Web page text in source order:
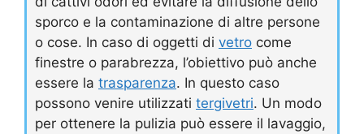
sporco e la contaminazione di altre persone
o cose. In caso di oggetti di vetro come
finestre o parabrezza, l’obiettivo può anche
essere la trasparenza. In questo caso
possono venire utilizzati tergivetri. Un modo
per ottenere la pulizia può essere il lavaggio,